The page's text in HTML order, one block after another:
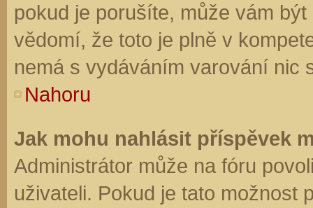
pokud je porušíte, může vám
vědomí, že toto je plně v
nemá s vydáváním varování nic
Nahoru
Jak mohu nahlásit příspěvek
Administrátor může na fóru
uživateli. Pokud je tato možnost